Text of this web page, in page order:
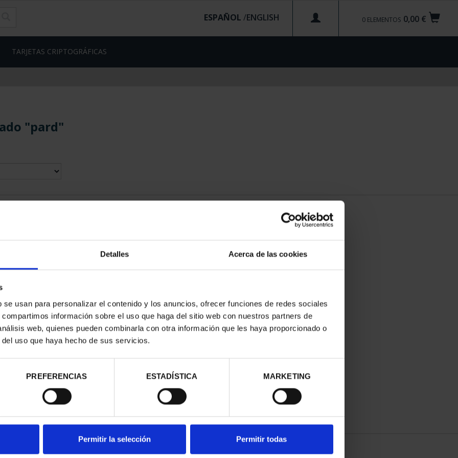
Detalles Acerca de las cookies
usan para personalizar el contenido y los anuncios, ofrecer funciones de redes sociales
información sobre el uso que haga del sitio web con nuestros partners de
web, quienes pueden combinarla con otra información que les haya proporcionado o
uso que haya hecho de sus servicios.
PREFERENCIAS ESTADÍSTICA MARKETING
Permitir la selección Permitir todas
0,00 €
0 ELEMENTOS
ESPAÑOL /
TARJETAS CRIPTOGRÁFICAS
"pard"
III -